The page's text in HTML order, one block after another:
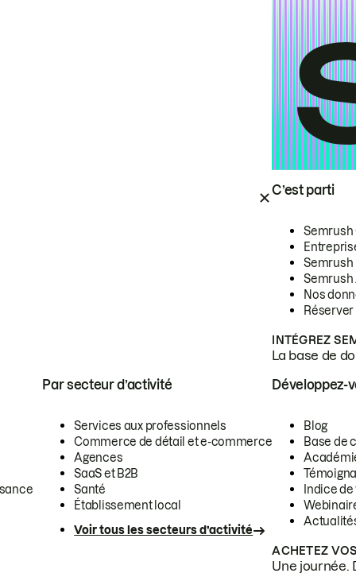
C’est parti
Semrush
Semrush
Semrush
Nos
INTÉGREZ
La base de
Par secteur d’activité
Services aux professionnels
Commerce de détail et e-commerce
Agences
SaaS et B2B
Santé
Établissement local
Voir tous les secteurs d’activité
Développez-
Blog
Base de
Indice
ACHETEZ
Une journée.